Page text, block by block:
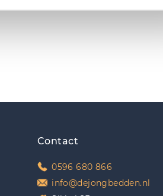
Contact
0596 680 866
info@dejongbedden.nl